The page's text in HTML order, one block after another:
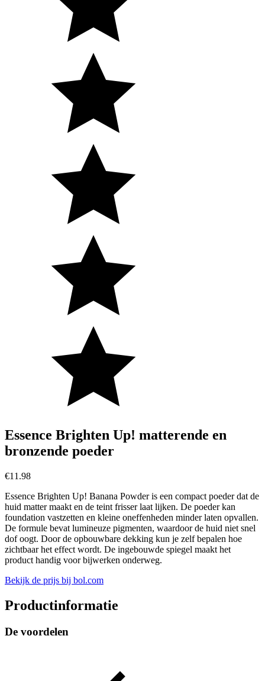
Essence Brighten Up! matterende en
bronzende poeder
€11.98
Essence Brighten Up! Banana Powder is een compact poeder dat de
huid matter maakt en de teint frisser laat lijken. De poeder kan
foundation vastzetten en kleine oneffenheden minder laten opvallen.
De formule bevat lumineuze pigmenten, waardoor de huid niet snel
dof oogt. Door de opbouwbare dekking kun je zelf bepalen hoe
zichtbaar het effect wordt. De ingebouwde spiegel maakt het
product handig voor bijwerken onderweg.
Bekijk de prijs bij bol.com
Productinformatie
De voordelen